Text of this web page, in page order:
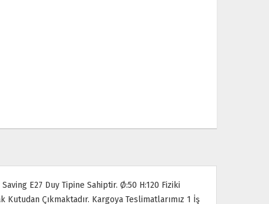
E27 Duy Tipine Sahiptir. Ø:50 H:120 Fiziki
Çıkmaktadır. Kargoya Teslimatlarımız 1 İş